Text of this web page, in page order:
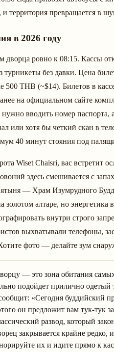
территория превращается в
в 2026 году
дворца ровно к 08:15. Кассы
турникеты без давки. Цена
500 THB (~$14). Билетов в
на официальном сайте
вводить номер паспорта,
или хотя бы четкий скан в
40 минут стояния под
Wiset Chaisri, вас встретит
здесь смешивается с
— Храм Изумрудного
золотом алтаре, но энергетика
внутри строго
выхватывали телефоны,
фото — делайте зум
— это зона обитания
подойдет прилично
«Сегодня буддийский
он предложит вам тук-тук
развод, который
закрывается крайне редко,
их и идите прямо к